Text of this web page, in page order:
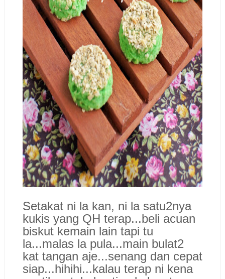
Setakat ni la kan, ni la satu2nya
kukis yang QH terap...beli acuan
biskut kemain lain tapi tu
la...malas la pula...main bulat2
kat tangan aje...senang dan cepat
siap...hihihi...kalau terap ni kena